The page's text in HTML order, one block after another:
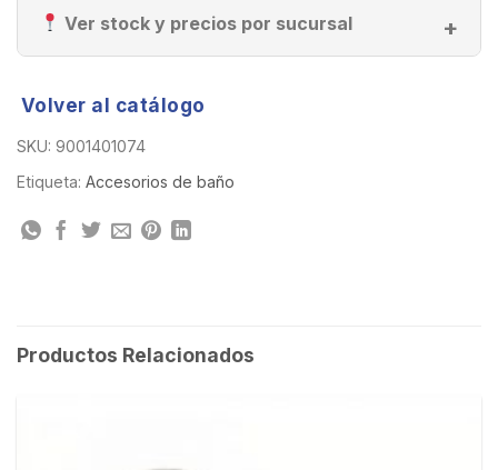
Ver stock y precios por sucursal
Volver al catálogo
SKU: 9001401074
Etiqueta: Accesorios de baño
Productos Relacionados